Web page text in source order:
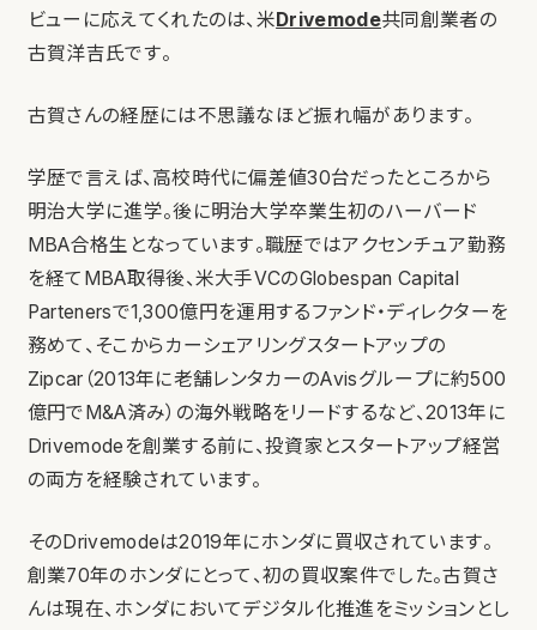
ビューに応えてくれたのは、米 Drivemode共同創業者の
古賀洋吉氏です。
古賀さんの経歴には不思議なほど振れ幅があります。
学歴で言えば、高校時代に偏差値30台だったところから
明治大学に進学。後に明治大学卒業生初のハーバード
MBA合格生となっています。職歴ではアクセンチュア勤務
を経てMBA取得後、米大手VCのGlobespan Capital
Partenersで1,300億円を運用するファンド・ディレクターを
務めて、そこからカーシェアリングスタートアップの
Zipcar（2013年に老舗レンタカーのAvisグループに約500
億円でM&A済み）の海外戦略をリードするなど、2013年に
Drivemodeを創業する前に、投資家とスタートアップ経営
の両方を経験されています。
そのDrivemodeは2019年にホンダに買収されています。
創業70年のホンダにとって、初の買収案件でした。古賀さ
んは現在、ホンダにおいてデジタル化推進をミッションとし